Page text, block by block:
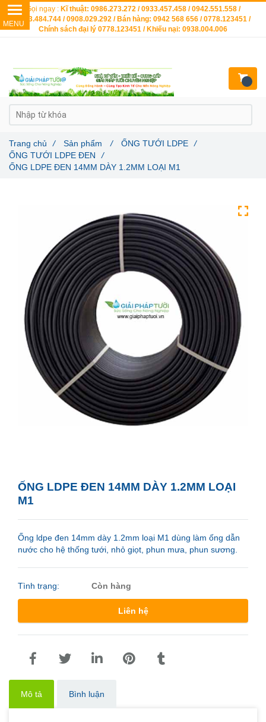
ỐNG LDPE ĐEN 14MM DÀY 1.2MM LOẠI
M1
Ống ldpe đen 14mm dày 1.2mm loại M1 dùng làm ống dẫn
nước cho hệ thống tưới, nhỏ giọt, phun mưa, phun sương.
Tình trạng: Còn hàng
Liên hệ
Mô tả Bình luận
Trang chủ / Sản phẩm / ỐNG TƯỚI LDPE
/
ỐNG TƯỚI LDPE ĐEN
/
ỐNG LDPE ĐEN 14MM DÀY 1.2MM LOẠI M1
Gọi ngay : Kĩ thuật: 0986.273.272 / 0933.457.458 / 0942.551.558 /
0903.484.744 / 0908.029.292 / Bán hàng: 0942 568 656 / 0778.123451 /
Chính sách đại lý 0778.123451 / Khiếu nại: 0938.004.006